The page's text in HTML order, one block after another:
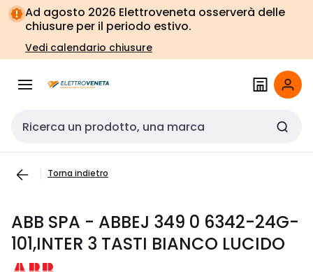
Vai alla
navigazione
Vai
alla
pagina
Ad agosto 2026 Elettroveneta osserverà delle
chiusure per il periodo estivo.
Vedi calendario chiusure
Cerca input
Torna indietro
ABB SPA - ABBEJ 349 0 6342-24G-
101,INTER 3 TASTI BIANCO LUCIDO